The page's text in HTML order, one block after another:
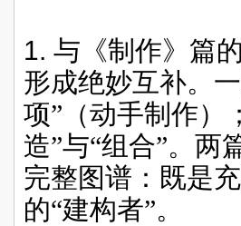
1. 与《制作》篇
形成绝妙互补。
项”（动手制作）
造”与“组合”。两
完整图谱：既是
的“建构者”。